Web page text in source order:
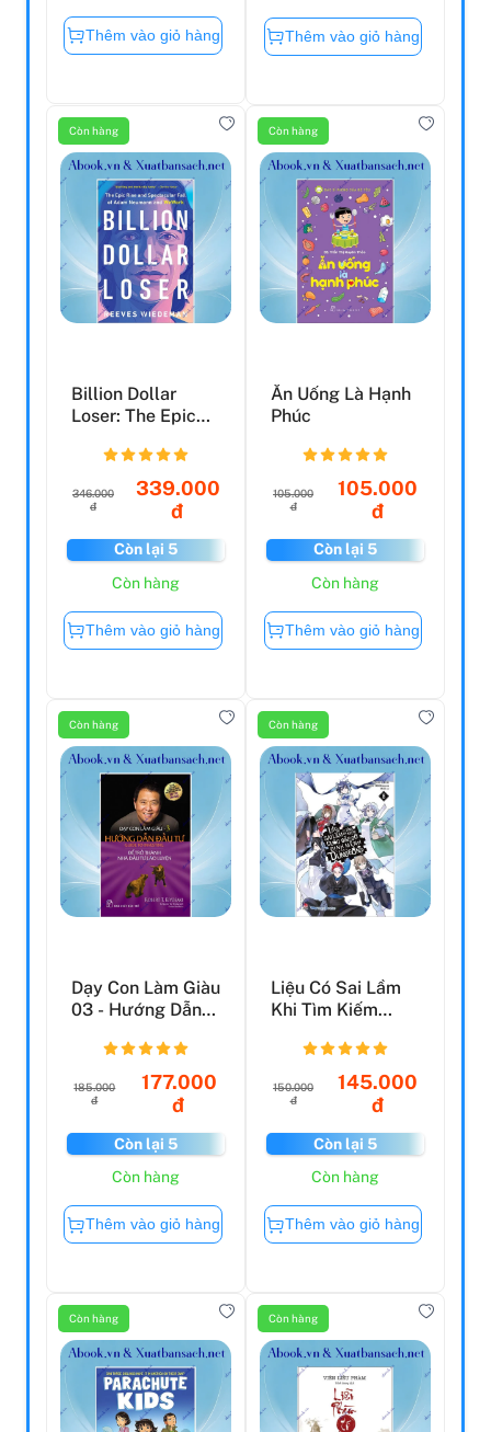
Thêm vào giỏ hàng Thêm vào giỏ hàng
Còn hàng
Billion Dollar
Loser: The Epic
Spectacula...
346.000
đ
339.000
đ
Còn lại 5
Còn hàng
Thêm vào giỏ hàng
Còn hàng
Ăn Uống Là Hạnh
Phúc
105.000
đ
105.000
đ
Còn lại 5
Còn hàng
Thêm vào giỏ hàng
Còn hàng
Dạy Con Làm Giàu
03 - Hướng Dẫn
20...
185.000
đ
177.000
đ
Còn lại 5
Còn hàng
Thêm vào giỏ hàng
Còn hàng
Liệu Có Sai Lầm
Khi Tìm Kiếm
Định Mệnh...
150.000
đ
145.000
đ
Còn lại 5
Còn hàng
Thêm vào giỏ hàng
Còn hàng Còn hàng